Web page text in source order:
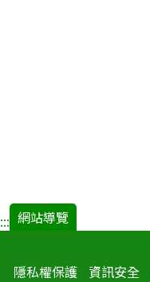
::: 網站導覽
隱私權保護 資訊安全